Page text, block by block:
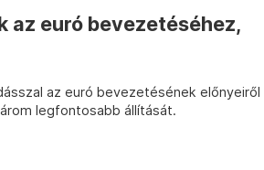
az euró bevezetéséhez,
az euró bevezetésének előnyeiről
legfontosabb állítását.